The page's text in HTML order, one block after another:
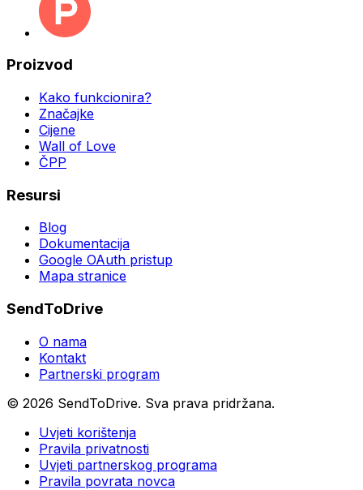
Proizvod
Kako funkcionira?
Značajke
Cijene
Wall of Love
ČPP
Resursi
Blog
Dokumentacija
Google OAuth pristup
Mapa stranice
SendToDrive
O nama
Kontakt
Partnerski program
© 2026 SendToDrive. Sva prava pridržana.
Uvjeti korištenja
Pravila privatnosti
Uvjeti partnerskog programa
Pravila povrata novca